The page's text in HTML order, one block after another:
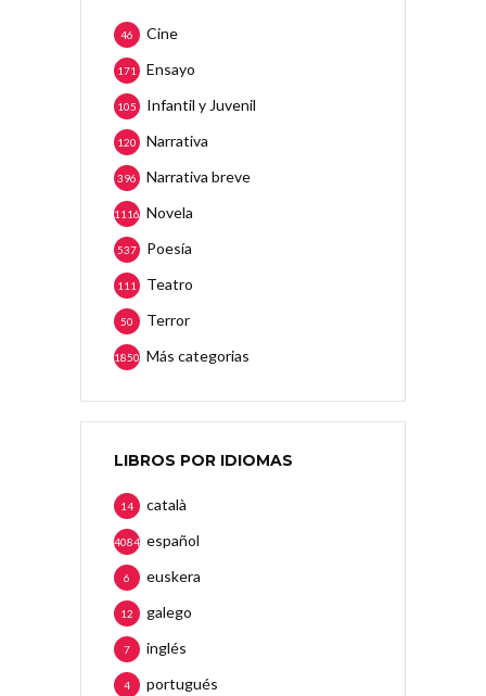
Cine
46
Ensayo
171
Infantil y Juvenil
105
Narrativa
120
Narrativa breve
396
Novela
1116
Poesía
537
Teatro
111
Terror
50
Más categorias
1850
LIBROS POR IDIOMAS
català
14
español
4084
euskera
6
galego
12
inglés
7
portugués
4